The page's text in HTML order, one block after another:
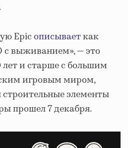
Epicописываеткак
с выживанием», — это
лет и старше с большим
игровым миром,
элементы
прошел 7 декабря.